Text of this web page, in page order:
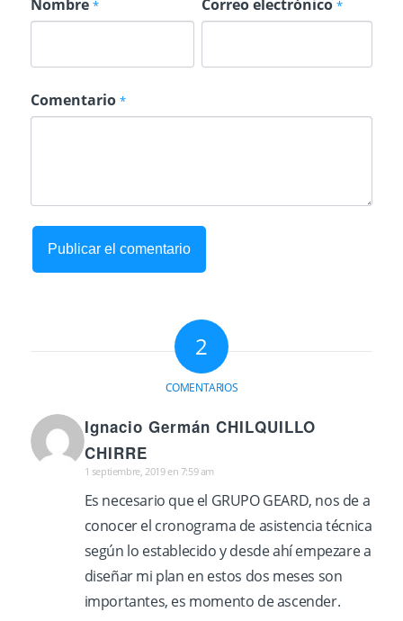
Nombre * Correo electrónico *
Comentario *
2
COMENTARIOS
Ignacio Germán CHILQUILLO
CHIRRE
Dice:
1 septiembre, 2019 en 7:59 am
Es necesario que el GRUPO GEARD, nos de a
conocer el cronograma de asistencia técnica
según lo establecido y desde ahí empezare a
diseñar mi plan en estos dos meses son
importantes, es momento de ascender.